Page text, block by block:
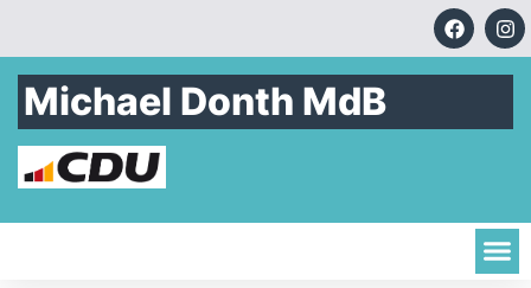
Michael Donth MdB